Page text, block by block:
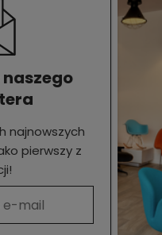
naszego
najnowszych
pierwszy z